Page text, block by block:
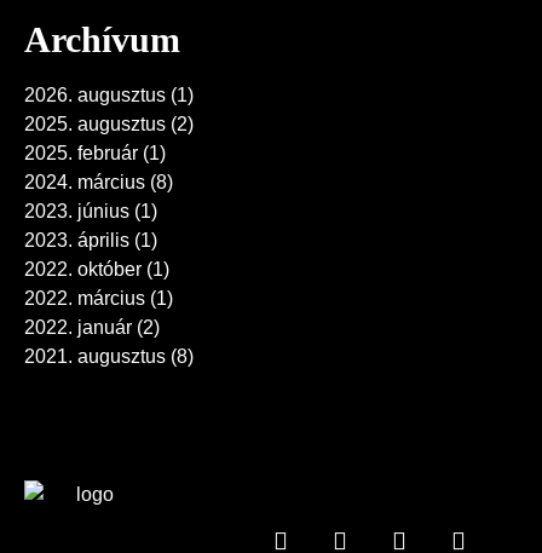
Archívum
2026. augusztus (1)
2025. augusztus (2)
2025. február (1)
2024. március (8)
2023. június (1)
2023. április (1)
2022. október (1)
2022. március (1)
2022. január (2)
2021. augusztus (8)